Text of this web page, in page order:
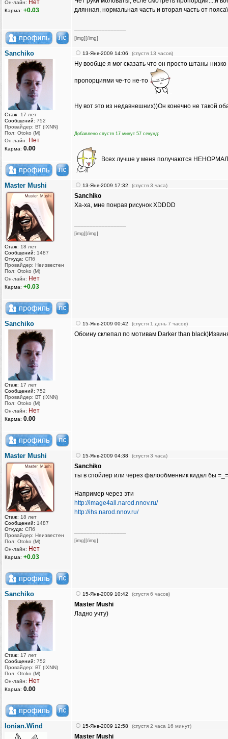
Он-лайн: Нет
Карма: +0.03
длянная, нормальная часть и вторая часть от
[img][/img]
Sanchiko
Стаж: 17 лет
Сообщений: 752
Провайдер: ВТ (IXNN)
Пол: Otoko (M)
Он-лайн: Нет
Карма: 0.00
13-Янв-2009 14:06 (спустя 13 часов)
Ну вообще я мог сказать что он просто штаны
пропорциями че-то не-то
Ну вот это из недавнешних))Он конечно не такой
Добавлено спустя 17 минут 57 секунд:
Всех лучше у меня получаются
Master Mushi
Стаж: 18 лет
Сообщений: 1487
Откуда: СПб
Провайдер: Неизвестен
Пол: Otoko (M)
Он-лайн: Нет
Карма: +0.03
13-Янв-2009 17:32 (спустя 3 часа)
Sanchiko
Ха-ха, мне понрав рисунок XDDDD
[img][/img]
Sanchiko
Стаж: 17 лет
Сообщений: 752
Провайдер: ВТ (IXNN)
Пол: Otoko (M)
Он-лайн: Нет
Карма: 0.00
15-Янв-2009 00:42 (спустя 1 день 7 часов)
Обоину склепал по мотивам Darker than
Master Mushi
Стаж: 18 лет
Сообщений: 1487
Откуда: СПб
Провайдер: Неизвестен
Пол: Otoko (M)
Он-лайн: Нет
Карма: +0.03
15-Янв-2009 04:38 (спустя 3 часа)
Sanchiko
ты в спойлер или через фалообменник кидал бы
Например через эти
http://image4all.narod.nnov.ru/
http://ihs.narod.nnov.ru/
[img][/img]
Sanchiko
Стаж: 17 лет
Сообщений: 752
Провайдер: ВТ (IXNN)
Пол: Otoko (M)
Он-лайн: Нет
Карма: 0.00
15-Янв-2009 10:42 (спустя 6 часов)
Master Mushi
Ладно учту)
Ionian.Wind 15-Янв-2009 12:58 (спустя 2 часа 16 минут)
Master Mushi